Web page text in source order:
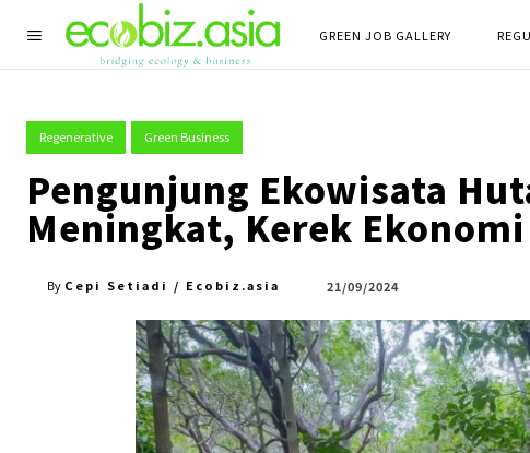
GREEN JOB GALLERY
Regenerative Green Business
Pengunjung Ekowisata
Meningkat, Kerek
By Cepi Setiadi / Ecobiz.asia 21/09/2024